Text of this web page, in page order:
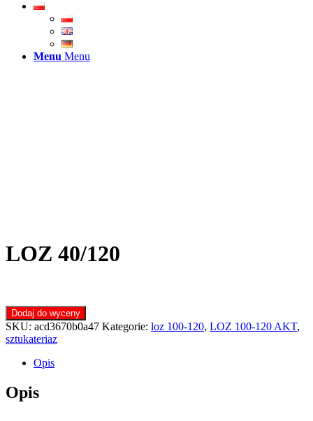
Menu Menu
LOZ 40/120
Dodaj do wyceny
SKU: acd3670b0a47 Kategorie: loz 100-120, LOZ 100-120 AKT,
sztukateriaz
Opis
Opis